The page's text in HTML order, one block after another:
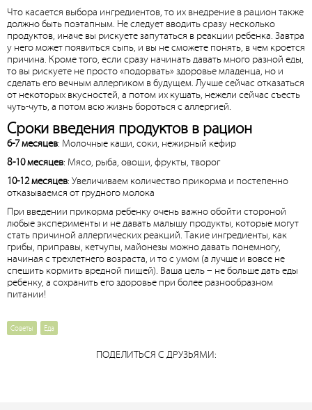
Что касается выбора ингредиентов, то их внедрение в рацион также
должно быть поэтапным. Не следует вводить сразу несколько
продуктов, иначе вы рискуете запутаться в реакции ребенка. Завтра
у него может появиться сыпь, и вы не сможете понять, в чем кроется
причина. Кроме того, если сразу начинать давать много разной еды,
то вы рискуете не просто «подорвать» здоровье младенца, но и
сделать его вечным аллергиком в будущем. Лучше сейчас отказаться
от некоторых вкусностей, а потом их кушать, нежели сейчас съесть
чуть-чуть, а потом всю жизнь бороться с аллергией.
Сроки введения продуктов в рацион
6-7 месяцев: Молочные каши, соки, нежирный кефир
8-10 месяцев: Мясо, рыба, овощи, фрукты, творог
10-12 месяцев: Увеличиваем количество прикорма и постепенно
отказываемся от грудного молока
При введении прикорма ребенку очень важно обойти стороной
любые эксперименты и не давать малышу продукты, которые могут
стать причиной аллергических реакций. Такие ингредиенты, как
грибы, приправы, кетчупы, майонезы можно давать понемногу,
начиная с трехлетнего возраста, и то с умом (а лучше и вовсе не
спешить кормить вредной пищей). Ваша цель – не больше дать еды
ребенку, а сохранить его здоровье при более разнообразном
питании!
Советы Еда
ПОДЕЛИТЬСЯ С ДРУЗЬЯМИ: